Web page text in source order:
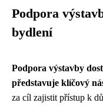
Podpora
bydlení
Podpora výstavby
představuje klíčový
za cíl zajistit přístup k